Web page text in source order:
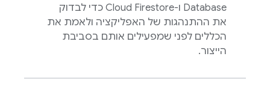
Database ו-Cloud Firestore כדי לבדוק
את ההתנהגות של האפליקציה ולאמת את
הכללים לפני שמפעילים אותם בסביבת
הייצור.